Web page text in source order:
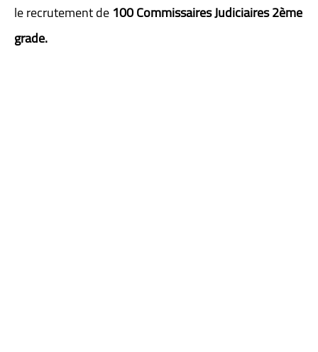
le recrutement de100 Commissaires Judiciaires 2ème
grade.